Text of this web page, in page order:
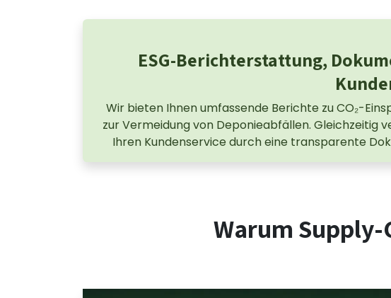
ESG-Berichterstattung,
Wir bieten Ihnen umfassende Berichte zu CO₂-
zur Vermeidung von Deponieabfällen. Gleichzeitig
Ihren Kundenservice durch eine transparente
Warum